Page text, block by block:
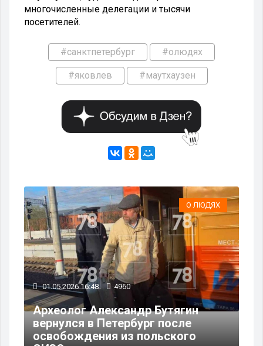
многочисленные делегации и тысячи
посетителей.
#санктпетербург #олюдях
#яковлев #маутхаузен
О ЛЮДЯХ
01.05.2026 16:48 4960
Археолог Александр Бутягин
вернулся в Петербург после
освобождения из польского